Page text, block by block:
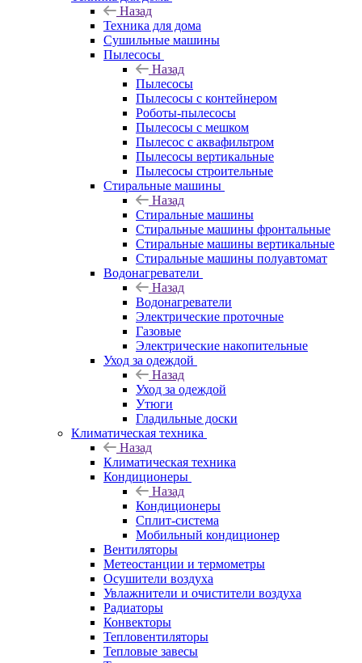
Назад
Техника для дома
Сушильные машины
Пылесосы
Назад
Пылесосы
Пылесосы с контейнером
Роботы-пылесосы
Пылесосы с мешком
Пылесос с аквафильтром
Пылесосы вертикальные
Пылесосы строительные
Стиральные машины
Назад
Стиральные машины
Стиральные машины фронтальные
Стиральные машины вертикальные
Стиральные машины полуавтомат
Водонагреватели
Назад
Водонагреватели
Электрические проточные
Газовые
Электрические накопительные
Уход за одеждой
Назад
Уход за одеждой
Утюги
Гладильные доски
Климатическая техника
Назад
Климатическая техника
Кондиционеры
Назад
Кондиционеры
Сплит-система
Мобильный кондиционер
Вентиляторы
Метеостанции и термометры
Осушители воздуха
Увлажнители и очистители воздуха
Радиаторы
Конвекторы
Тепловентиляторы
Тепловые завесы